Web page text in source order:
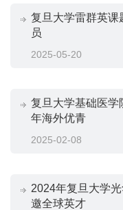
复旦大学雷群英课
员
2025-05-20
复旦大学基础医学
年海外优青
2025-02-08
2024年复旦大学
邀全球英才